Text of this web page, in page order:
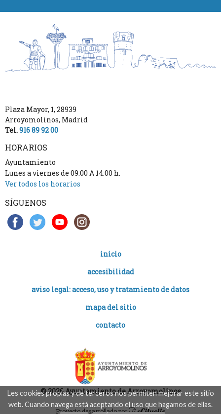
Les cookies propias y de terceros nos permiten mejorar este sitio
web. Cuando navega está aceptando el uso que hagamos de ellas.
Plaza Mayor, 1, 28939
Arroyomolinos, Madrid
Tel.916 89 92 00
HORARIOS
Ayuntamiento
Lunes a viernes de 09:00 A 14:00 h.
Ver todos los horarios
SÍGUENOS
inicio
accesibilidad
aviso legal: acceso, uso y tratamiento de datos
mapa del sitio
contacto
© 2026 Ayuntamiento de Arroyomolinos
Proyecto desarrollado por